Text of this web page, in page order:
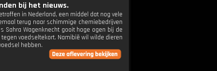
bij het nieuws.
in Nederland, een middel dat nog vele
terug naar schimmige chemiebedrijven
Sahra Wagenknecht gooit hoge ogen bij de
voedseltekort. Namibië wil wilde dieren
hebben.